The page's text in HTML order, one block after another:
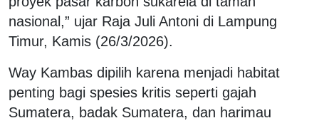
nasional,” ujar Raja Juli Antoni di Lampung
Timur, Kamis (26/3/2026).
Way Kambas dipilih karena menjadi habitat
penting bagi spesies kritis seperti gajah
Sumatera, badak Sumatera, dan harimau